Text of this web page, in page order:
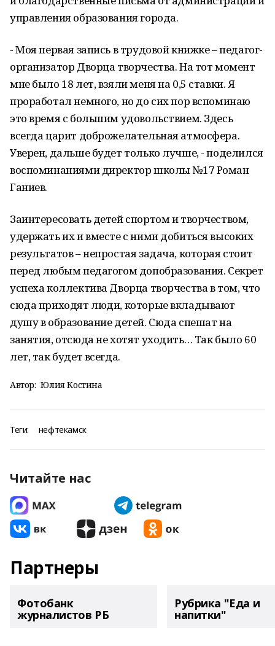
управления образования города.
- Моя первая запись в трудовой книжке – педагог-
организатор Дворца творчества. На тот момент
мне было 18 лет, взяли меня на 0,5 ставки. Я
проработал немного, но до сих пор вспоминаю
это время с большим удовольствием. Здесь
всегда царит доброжелательная атмосфера.
Уверен, дальше будет только лучше, - поделился
воспоминаниями директор школы №17 Роман
Ганиев.
Заинтересовать детей спортом и творчеством,
удержать их и вместе с ними добиться высоких
результатов – непростая задача, которая стоит
перед любым педагогом допобразования. Секрет
успеха коллектива Дворца творчества в том, что
сюда приходят люди, которые вкладывают
душу в образование детей. Сюда спешат на
занятия, отсюда не хотят уходить… Так было 60
лет, так будет всегда.
Автор: Юлия Костина
Теги: нефтекамск
Читайте нас
Партнеры
Фотобанк
журналистов РБ
Рубрика "Еда и
напитки"